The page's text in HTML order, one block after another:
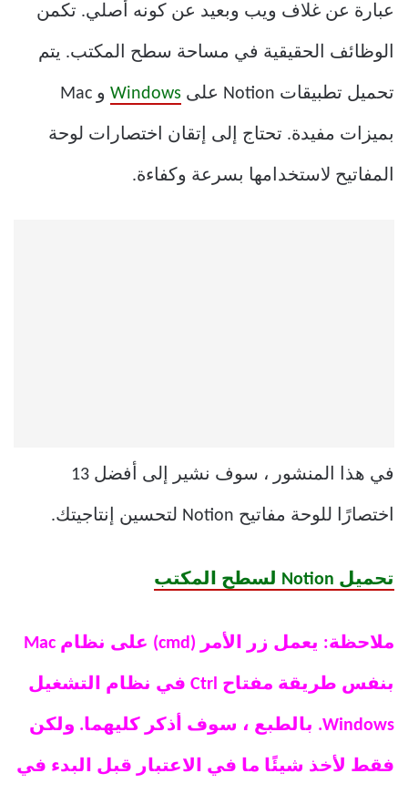
عبارة عن غلاف ويب وبعيد عن كونه أصلي. تكمن
الوظائف الحقيقية في مساحة سطح المكتب. يتم
تحميل تطبيقات Notion على Windows و Mac
بميزات مفيدة. تحتاج إلى إتقان اختصارات لوحة
المفاتيح لاستخدامها بسرعة وكفاءة.
في هذا المنشور ، سوف نشير إلى أفضل 13
اختصارًا للوحة مفاتيح Notion لتحسين إنتاجيتك.
تحميل Notion لسطح المكتب
ملاحظة: يعمل زر الأمر (cmd) على نظام Mac
بنفس طريقة مفتاح Ctrl في نظام التشغيل
Windows. بالطبع ، سوف أذكر كليهما. ولكن
فقط لأخذ شيئًا ما في الاعتبار قبل البدء في